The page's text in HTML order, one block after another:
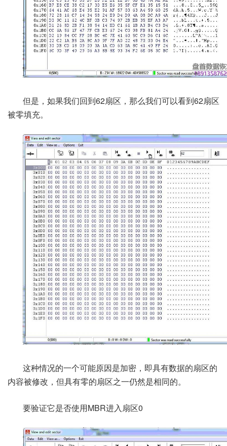
但是，如果我们回到62扇区，那么我们可以看到62扇区
被零填充。
这种情况的一个可能原因是加密，即具有数据的扇区的
内容被修改，但具有零的扇区之一仍然是相同的。
要验证它是否使用MBR进入扇区0